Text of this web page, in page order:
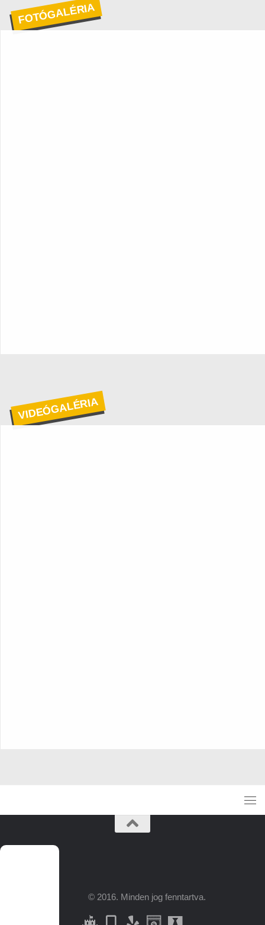
FOTÓGALÉRIA
VIDEÓGALÉRIA
© 2016. Minden jog fenntartva.